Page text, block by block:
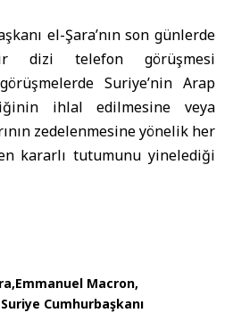
el-Şara’nın son günlerde
dizi telefon görüşmesi
Suriye’nin Arap
ihlal edilmesine veya
zedelenmesine yönelik her
kararlı tutumunu yinelediği
Emmanuel Macron
Suriye Cumhurbaşkanı